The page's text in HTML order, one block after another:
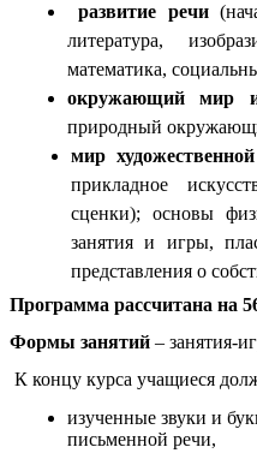
развитие речи
литература,
математика,
окружающий мир и
природный
мир
прикладное
сценки); основы
занятия и игры,
представления о
Программа рассчитана на
Формы занятий – занятия-
К концу курса учащиеся
изученные звуки и
письменной речи,